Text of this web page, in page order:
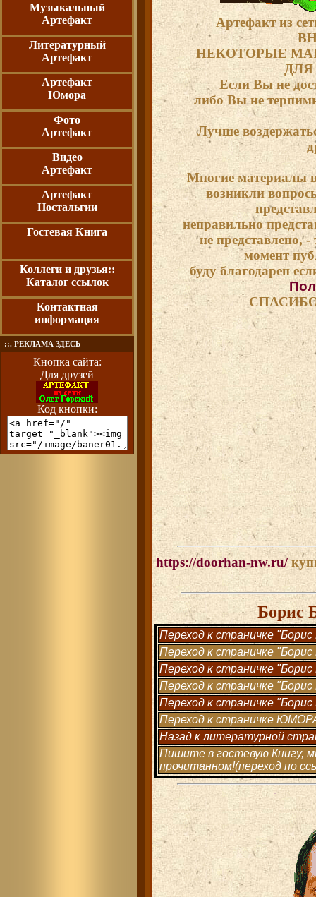
Музыкальный
Артефакт
Литературный
Артефакт
Артефакт
Юмора
Фото
Артефакт
Видео
Артефакт
Артефакт
Ностальгии
Гостевая Книга
Коллеги и друзья::
Каталог ссылок
Контактная
информация
::. РЕКЛАМА ЗДЕСЬ
Кнопка сайта:
Для друзей
Код кнопки:
Артефакт из
НЕКОТОРЫЕ
ДЛЯ
Если Вы не
либо Вы не
Лучше
Многие материалы
возникли
неправильно
не представлено,
момент
буду благодарен
https://doorhan-nw.ru/
Борис
Переход к страничке
Переход к страничке
Переход к страничке
Переход к страничке
Переход к страничке "Борис
Переход к страничке
Назад к литературной
Пишите в гостевую Книгу,
прочитанном!(переход по